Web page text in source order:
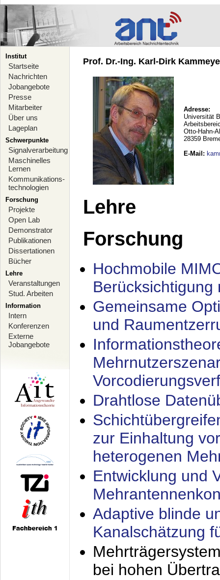
Institut
Startseite
Nachrichten
Jobangebote
Presse
Mitarbeiter
Über uns
Lageplan
Schwerpunkte
Signalverarbeitung
Maschinelles
Lernen
Kommunikations-
technologien
Forschung
Projekte
Open Lab
Demonstrator
Publikationen
Dissertationen
Bücher
Lehre
Veranstaltungen
Stud. Arbeiten
Information
Intern
Konferenzen
Externe
Jobangebote
Prof. Dr.-Ing. Karl-Dirk
Adresse:
Universität
Otto-Hahn-
28359
E-Mail :
Lehre
Forschung
Hochmobile
Berücksichtigung
Gemeinsame
und
Drahtlose
zur Einhaltung
heterogenen
Entwicklung und
Adaptive blinde
Kanalschätzung
bei hohen